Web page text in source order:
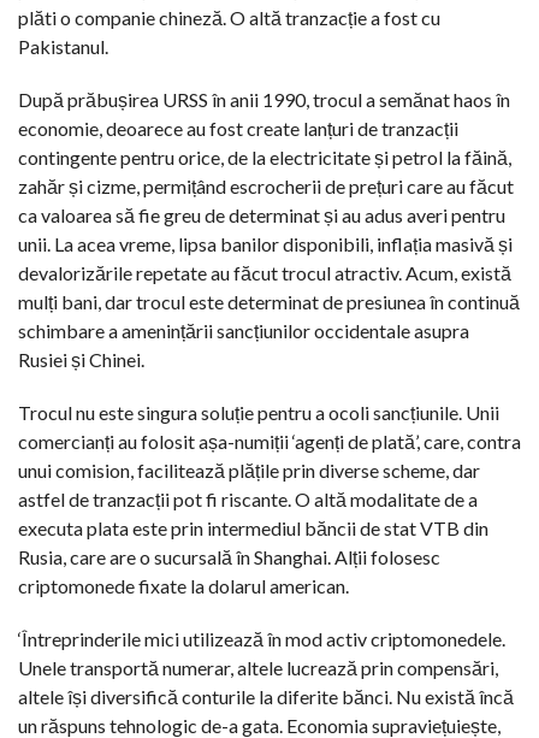
plăti o companie chineză. O altă tranzacție a fost cu
Pakistanul.
După prăbușirea URSS în anii 1990, trocul a semănat haos în
economie, deoarece au fost create lanțuri de tranzacții
contingente pentru orice, de la electricitate și petrol la făină,
zahăr și cizme, permițând escrocherii de prețuri care au făcut
ca valoarea să fie greu de determinat și au adus averi pentru
unii. La acea vreme, lipsa banilor disponibili, inflația masivă și
devalorizările repetate au făcut trocul atractiv. Acum, există
mulți bani, dar trocul este determinat de presiunea în continuă
schimbare a amenințării sancțiunilor occidentale asupra
Rusiei și Chinei.
Trocul nu este singura soluție pentru a ocoli sancțiunile. Unii
comercianți au folosit așa-numiții ‘agenți de plată’, care, contra
unui comision, facilitează plățile prin diverse scheme, dar
astfel de tranzacții pot fi riscante. O altă modalitate de a
executa plata este prin intermediul băncii de stat VTB din
Rusia, care are o sucursală în Shanghai. Alții folosesc
criptomonede fixate la dolarul american.
‘Întreprinderile mici utilizează în mod activ criptomonedele.
Unele transportă numerar, altele lucrează prin compensări,
altele își diversifică conturile la diferite bănci. Nu există încă
un răspuns tehnologic de-a gata. Economia supraviețuiește,